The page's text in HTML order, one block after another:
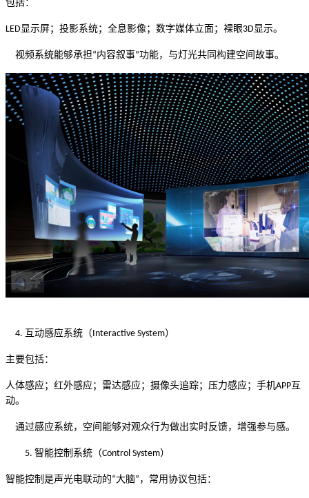
包括：
LED显示屏；投影系统；全息影像；数字媒体立面；裸眼3D显示。
视频系统能够承担“内容叙事”功能，与灯光共同构建空间故事。
4. 互动感应系统（Interactive System）
主要包括：
人体感应；红外感应；雷达感应；摄像头追踪；压力感应；手机APP互
动。
通过感应系统，空间能够对观众行为做出实时反馈，增强参与感。
5. 智能控制系统（Control System）
智能控制是声光电联动的“大脑” ，常用协议包括：